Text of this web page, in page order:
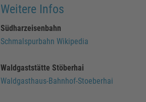
Weitere Infos
Südharzeisenbahn
Schmalspurbahn Wikipedia
Waldgaststätte Stöberhai
Waldgasthaus-Bahnhof-Stoeberhai